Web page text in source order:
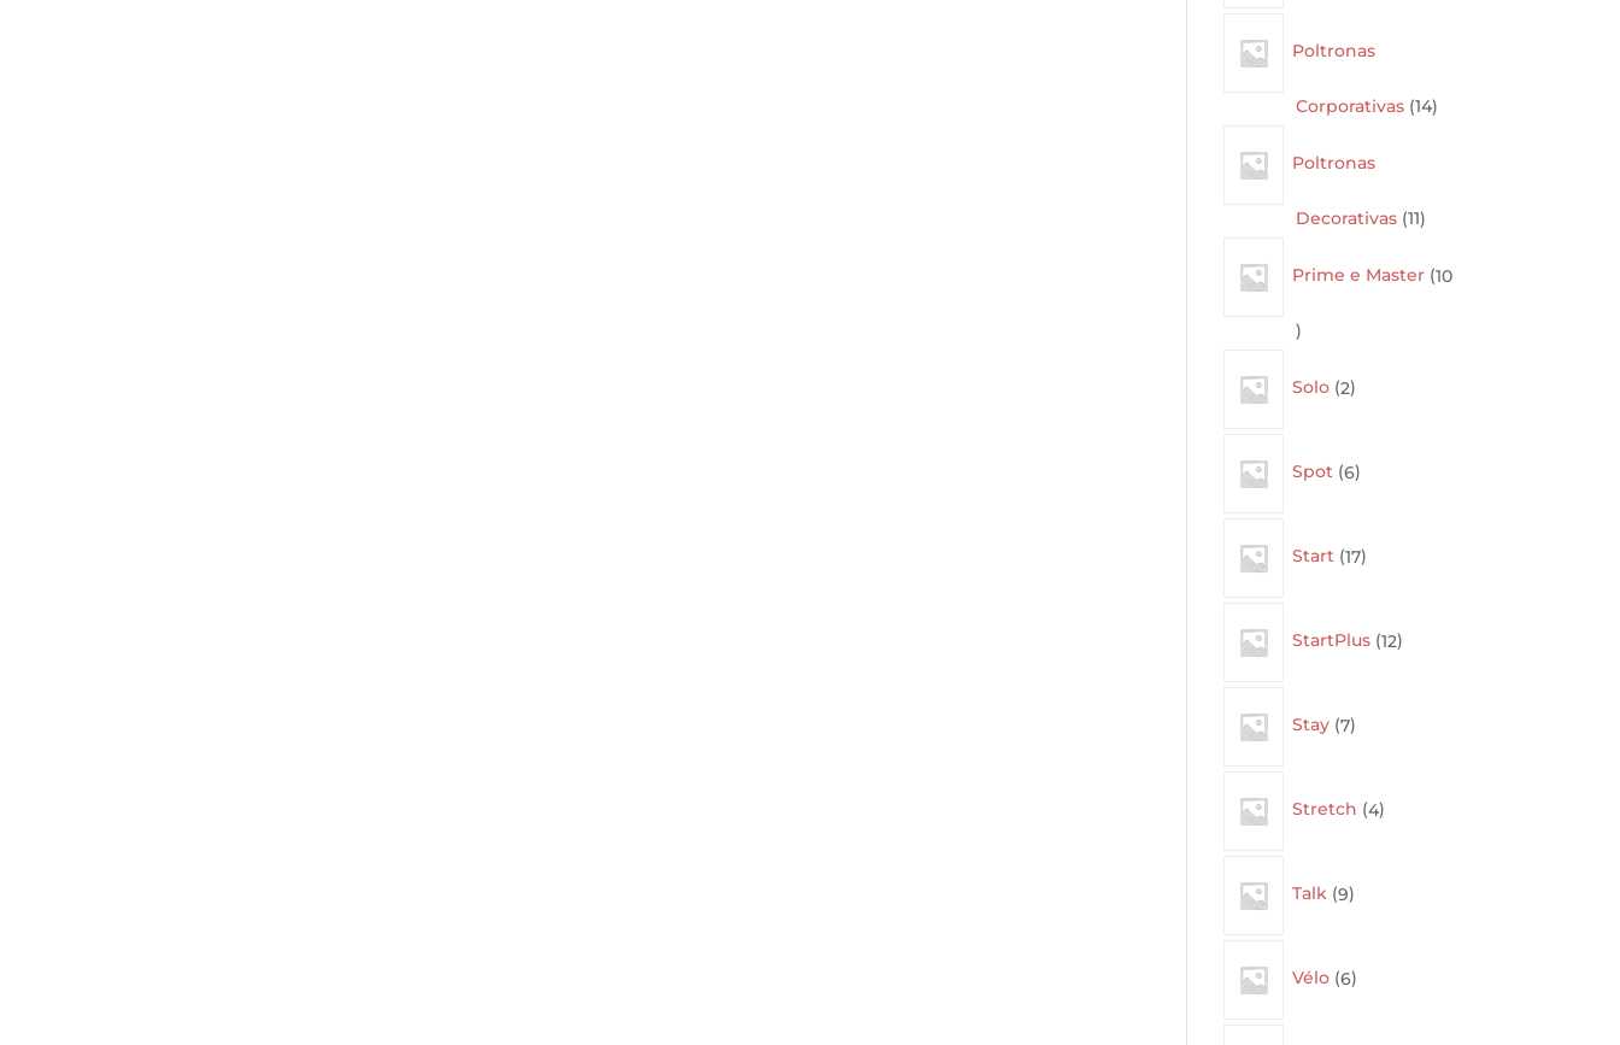
Poltronas
Corporativas 1414
Poltronas
Decorativas 1111
Prime e Master 10
10
Solo 2products
Spot 6products
Start 17products
StartPlus 12products
Stay 7products
Stretch 4products
Talk 9products
Vélo 6products